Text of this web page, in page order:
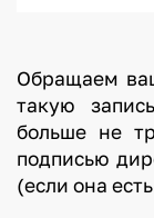
Обращаем
такую
больше не
подписью
(если она